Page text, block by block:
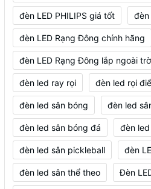
đèn LED PHILIPS giá tốt đèn
đèn LED Rạng Đông chính hãng
đèn LED Rạng Đông lắp ngoài
đèn led ray rọi đèn led rọi
đèn led sân bóng đèn led
đèn led sân bóng đá đèn
đèn led sân pickleball đèn
đèn led sân thể theo Đèn